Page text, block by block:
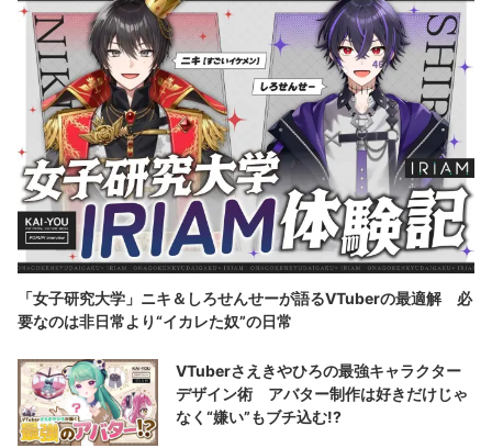
「女子研究大学」ニキ＆しろせんせーが語るVTuberの最適解 必
要なのは非日常より“イカレた奴”の日常
VTuberさえきやひろの最強キャラクター
デザイン術 アバター制作は好きだけじゃ
なく“嫌い”もブチ込む!?